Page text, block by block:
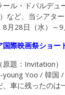
ール・ドパルデ
など、当シアタ
8月28日（水）～9
国際映画祭ショー
原題：Invitation）
young Yoo / 韓国
車に残ったのは